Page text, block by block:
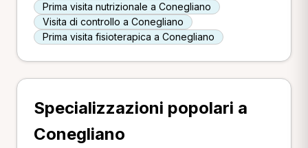
Prima visita nutrizionale a Conegliano
Visita di controllo a Conegliano
Prima visita fisioterapica a Conegliano
Specializzazioni popolari a
Conegliano